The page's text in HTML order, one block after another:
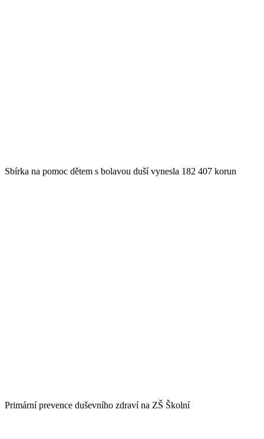
Sbírka na pomoc dětem s bolavou duší vynesla 182 407 korun
Primární prevence duševního zdraví na ZŠ Školní